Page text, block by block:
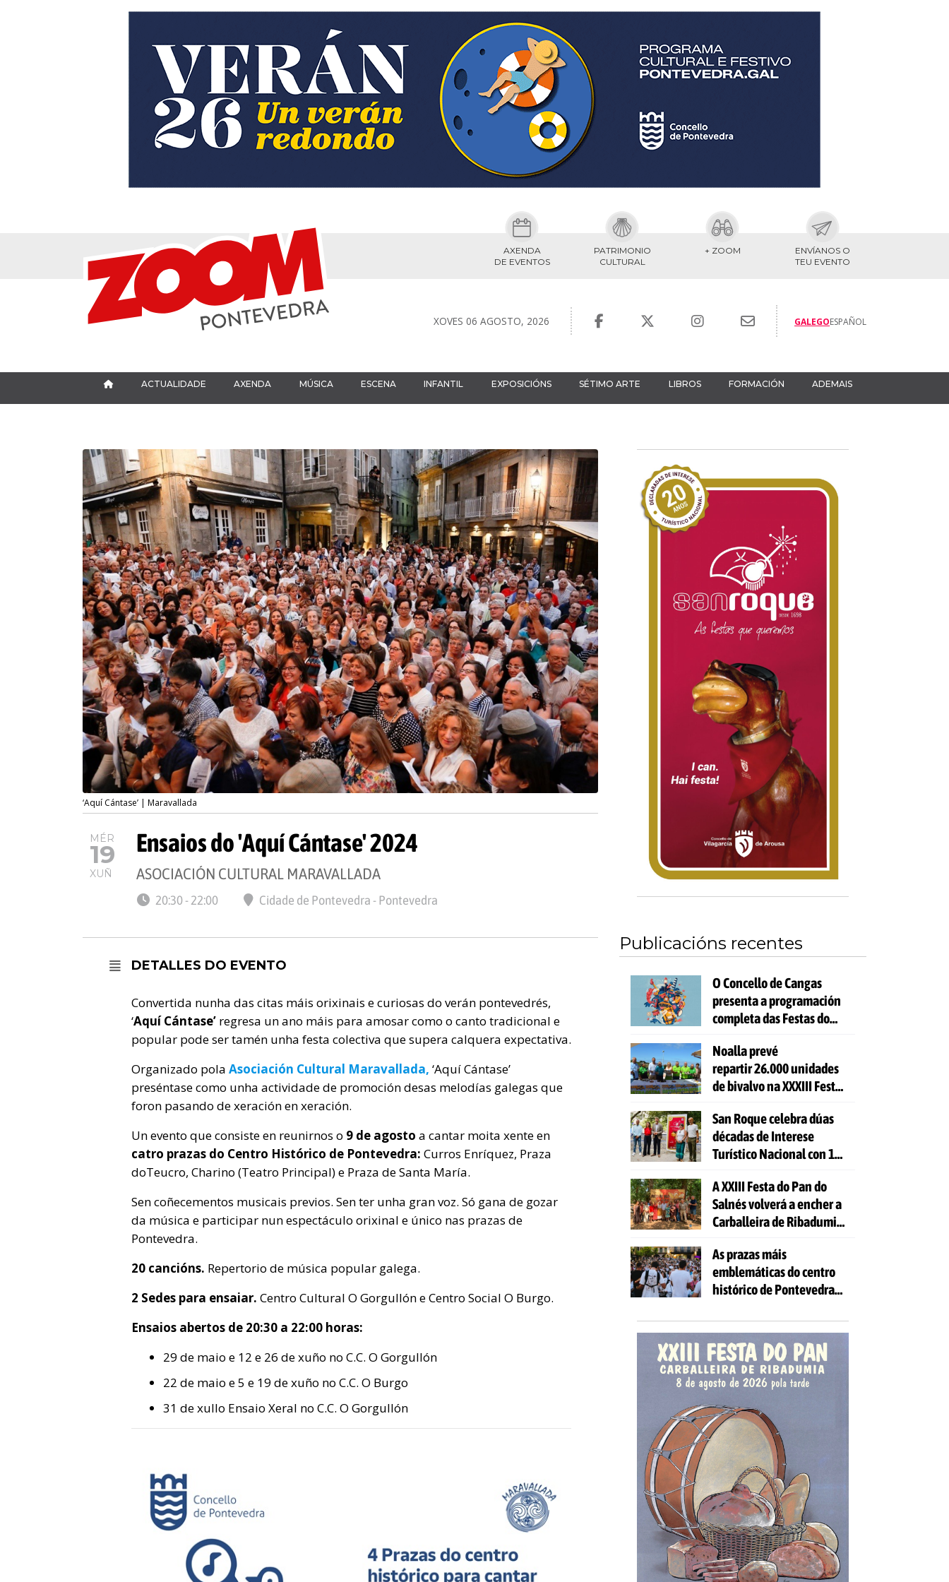
AXENDA
DE EVENTOS
PATRIMONIO
CULTURAL
+ ZOOM
ENVÍANOS O
TEU EVENTO
XOVES 06 AGOSTO, 2026 GALEGOESPAÑOL
ACTUALIDADE AXENDA MÚSICA ESCENA INFANTIL EXPOSICIÓNS SÉTIMO ARTE LIBROS FORMACIÓN ADEMAIS
‘Aquí Cántase’ | Maravallada
MÉR
19
XUÑ
Ensaios do 'Aquí Cántase' 2024
ASOCIACIÓN CULTURAL MARAVALLADA
20:30 - 22:00 Cidade de Pontevedra - Pontevedra
DETALLES DO EVENTO
Convertida nunha das citas máis orixinais e curiosas do verán pontevedrés,
‘Aquí Cántase’ regresa un ano máis para amosar como o canto tradicional e
popular pode ser tamén unha festa colectiva que supera calquera expectativa.
Organizado pola Asociación Cultural Maravallada, ‘Aquí Cántase’
preséntase como unha actividade de promoción desas melodías galegas que
foron pasando de xeración en xeración.
Un evento que consiste en reunirnos o 9 de agosto a cantar moita xente en
catro prazas do Centro Histórico de Pontevedra: Curros Enríquez, Praza
doTeucro, Charino (Teatro Principal) e Praza de Santa María.
Sen coñecementos musicais previos. Sen ter unha gran voz. Só gana de gozar
da música e participar nun espectáculo orixinal e único nas prazas de
Pontevedra.
20 cancións. Repertorio de música popular galega.
2 Sedes para ensaiar. Centro Cultural O Gorgullón e Centro Social O Burgo.
Ensaios abertos de 20:30 a 22:00 horas:
29 de maio e 12 e 26 de xuño no C.C. O Gorgullón
22 de maio e 5 e 19 de xuño no C.C. O Burgo
31 de xullo Ensaio Xeral no C.C. O Gorgullón
Publicacións recentes
O Concello de Cangas
presenta a programación
completa das Festas do
Noalla prevé
repartir 26.000 unidades
de bivalvo na XXXIII Festa
San Roque celebra dúas
décadas de Interese
Turístico Nacional con 10
actividades gratuítas
A XXIII Festa do Pan do
Salnés volverá a encher a
Carballeira de Ribadumia
e actividades para todas
as idades
As prazas máis
emblemáticas do centro
histórico de Pontevedra
voces coa celebración de
'Aquí Cántase'